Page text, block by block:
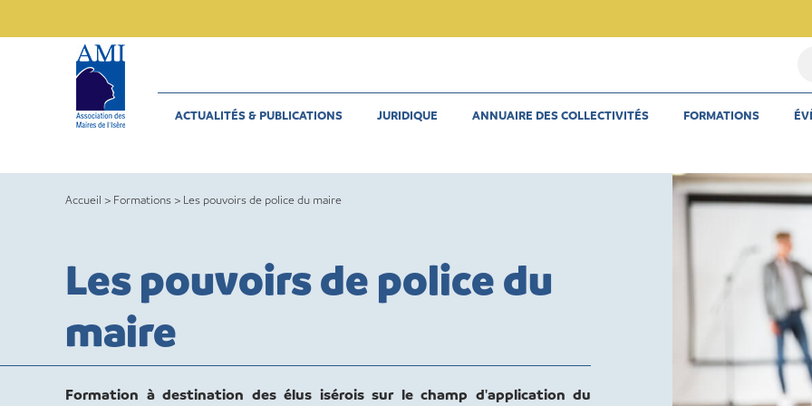
un
ACTUALITÉS & PUBLICATIONS JURIDIQUE ANNUAIRE DES COLLECTIVITÉS FORMATIONS
Accueil > Formations > Les pouvoirs de police du maire
Les pouvoirs de police du
maire
Formation à destination des élus isérois sur le champ d'application du